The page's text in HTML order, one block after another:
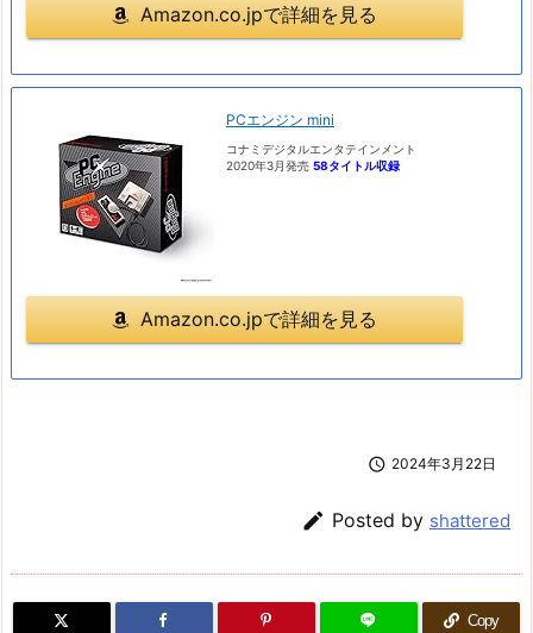
Amazon.co.jpで詳細を見る
PCエンジン mini
コナミデジタルエンタテインメント
2020年3月発売 58タイトル収録
Amazon.co.jpで詳細を見る
 2024年3月22日
 Posted by shattered
Copy